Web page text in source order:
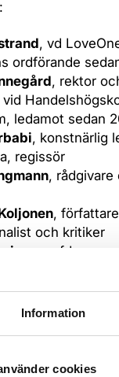
Information
cookies
, vd
ordförande
, rektor
ledamot sedan
, konstnärlig
regissör
, rådgivare
,
och kritiker
, fd
MTM,
medier
, docent
, konsult